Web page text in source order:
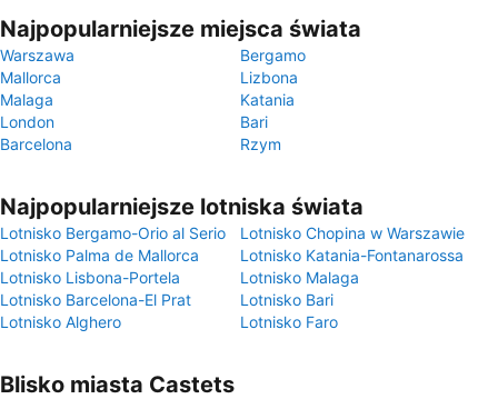
Najpopularniejsze miejsca świata
Warszawa
Bergamo
Mallorca
Lizbona
Malaga
Katania
London
Bari
Barcelona
Rzym
Najpopularniejsze lotniska świata
Lotnisko Bergamo-Orio al Serio
Lotnisko Chopina w Warszawie
Lotnisko Palma de Mallorca
Lotnisko Katania-Fontanarossa
Lotnisko Lisbona-Portela
Lotnisko Malaga
Lotnisko Barcelona-El Prat
Lotnisko Bari
Lotnisko Alghero
Lotnisko Faro
Blisko miasta Castets